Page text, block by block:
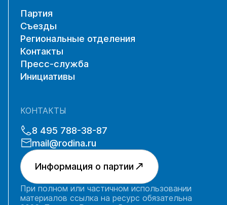
Партия
Съезды
Региональные отделения
Контакты
Пресс-служба
Инициативы
КОНТАКТЫ
8 495 788-38-87
mail@rodina.ru
Информация о партии
При полном или частичном использовании
материалов ссылка на ресурс обязательна